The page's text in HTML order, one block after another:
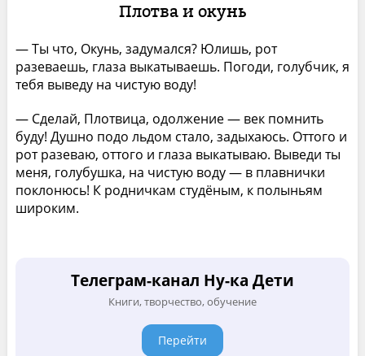
Плотва и окунь
— Ты что, Окунь, задумался? Юлишь, рот
разеваешь, глаза выкатываешь. Погоди, голубчик, я
тебя выведу на чистую воду!
— Сделай, Плотвица, одолжение — век помнить
буду! Душно подо льдом стало, задыхаюсь. Оттого и
рот разеваю, оттого и глаза выкатываю. Выведи ты
меня, голубушка, на чистую воду — в плавнички
поклонюсь! К родничкам студёным, к полыньям
широким.
Телеграм-канал Ну-ка Дети
Книги, творчество, обучение
Перейти